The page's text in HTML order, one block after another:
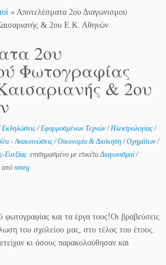
» Αποτελέσματα 2ου Διαγωνισμού
& 2ου Ε.Κ. Αθηνών
2ου
Φωτογραφίας
& 2ου
Εκδηλώσεις/Εφαρμοσμένων Τεχνών/Ηλεκτρολογίας/
- Ανακοινώσεις/Οικονομία & Διοίκηση/Οχημάτων/
Ευεξίας επισημασμένο με ετικέταΔιαγωνισμοί/
από nmeg
φωτογραφίας και τα έργα τους!Οι βραβεύσεις
του σχολείου μας, στο τέλος του έτους.
κι όσους παρακολούθησαν και